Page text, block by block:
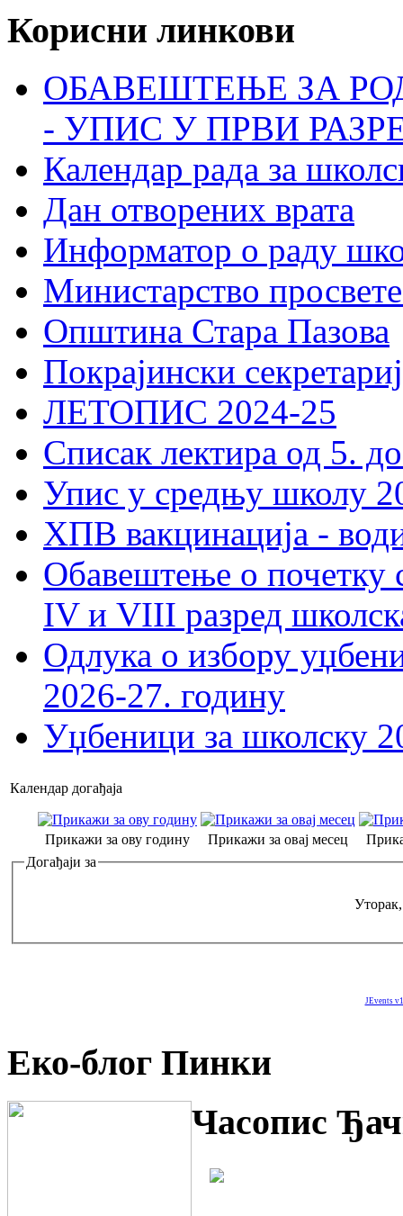
Корисни линкови
ОБАВЕШТЕЊЕ ЗА
- УПИС У ПРВИ
Календар рада за
Дан отворених врата
Информатор о раду
Министарство
Општина Стара Пазова
Покрајински
ЛЕТОПИС 2024-25
Списак лектира од 5.
Упис у средњу школу
ХПВ вакцинација -
Обавештење о почетку
IV и VIII разред
Одлука о избору
2026-27. годину
Уџбеници за школску
Календар догађаја
Прикажи за ову годину Прикажи за овај месец
Догађаји за
JEvents
Еко-блог Пинки
Часопис